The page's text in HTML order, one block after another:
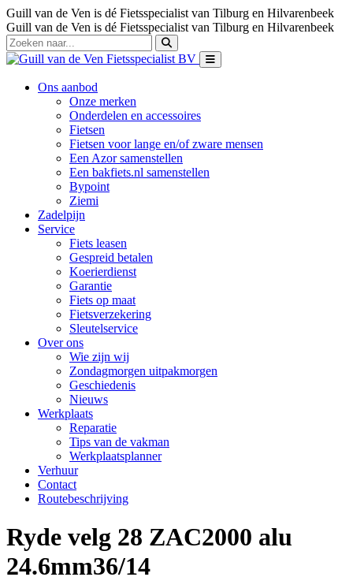
Guill van de Ven is dé Fietsspecialist van Tilburg en Hilvarenbeek
Guill van de Ven is dé Fietsspecialist van Tilburg en Hilvarenbeek
Ons aanbod
Onze merken
Onderdelen en accessoires
Fietsen
Fietsen voor lange en/of zware mensen
Een Azor samenstellen
Een bakfiets.nl samenstellen
Bypoint
Ziemi
Zadelpijn
Service
Fiets leasen
Gespreid betalen
Koerierdienst
Garantie
Fiets op maat
Fietsverzekering
Sleutelservice
Over ons
Wie zijn wij
Zondagmorgen uitpakmorgen
Geschiedenis
Nieuws
Werkplaats
Reparatie
Tips van de vakman
Werkplaatsplanner
Verhuur
Contact
Routebeschrijving
Ryde velg 28 ZAC2000 alu
24.6mm36/14